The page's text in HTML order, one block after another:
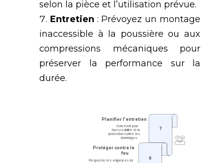
selon la pièce et l’utilisation prévue.
Entretien : Prévoyez un montage
inaccessible à la poussière ou aux
compressions mécaniques pour
préserver la performance sur la
durée.